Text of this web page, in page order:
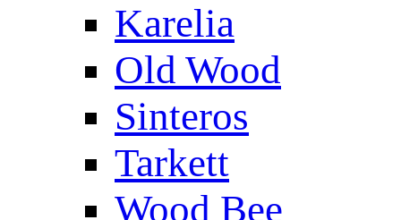
Karelia
Old Wood
Sinteros
Tarkett
Wood Bee